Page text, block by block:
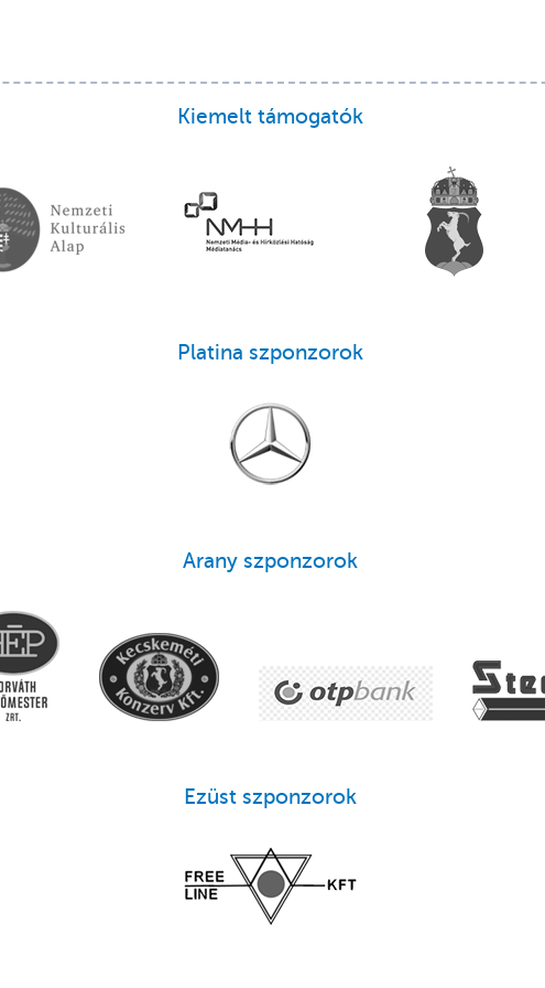
Kiemelt támogatók
Platina szponzorok
Arany szponzorok
Ezüst szponzorok